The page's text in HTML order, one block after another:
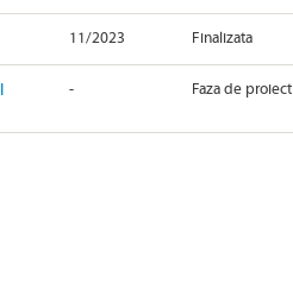
11/2023 Finalizata
- Faza de proiect